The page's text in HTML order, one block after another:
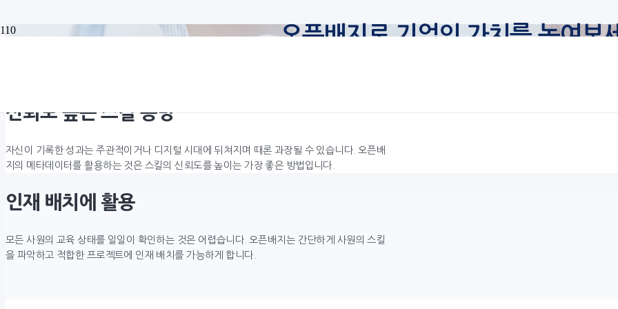
오픈배지로 기업의 가치를 높여보
신뢰도 높은 스킬 증명
자신이 기록한 성과는 주관적이거나 디지털 시대에 뒤쳐지며 때론 과장될 수 있습니다. 오픈배
지의 메타데이터를 활용하는 것은 스킬의 신뢰도를 높이는 가장 좋은 방법입니다.
인재 배치에 활용
모든 사원의 교육 상태를 일일이 확인하는 것은 어렵습니다. 오픈배지는 간단하게 사원의 스킬
을 파악하고 적합한 프로젝트에 인재 배치를 가능하게 합니다.